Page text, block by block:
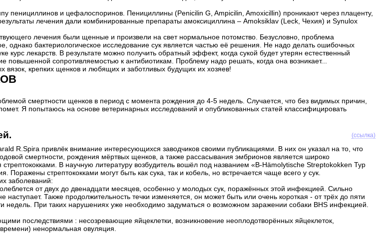
пенициллинов и цефалоспоринов. Пенициллины (Penicilin G, Ampicilin, Amoxicillin) проникают через плаценту,
лечения дали комбинированные препараты амоксициллина – Amoksiklav (Leck, Чехия) и Synulox
лечения были щенные и произвели на свет нормальное потомство. Безусловно, проблема
бактериологическое исследование сук является частью её решения. Не надо делать ошибочных
курс лекарств. В результате можно получить обратный эффект, когда сукой будет утерян естественный
сопротивляемостью к антибиотикам. Проблему надо решать, когда она возникает...
крепких щенков и любящих и заботливых будущих их хозяев!
смертности щенков в период с момента рождения до 4-5 недель. Случается, что без видимых причин,
Я попытаюсь на основе ветеринарных исследований и опубликованных статей классифицировать
(ссылка)
R.Spira привлёк внимание интересующихся заводчиков своими публикациями. В них он указал на то, что
смертности, рождения мёртвых щенков, а также рассасывания эмбрионов является широко
В научную литературу возбудитель вошёл под названием «B-Hämolytische Streptokokken Typ
стрептококками могут быть как сука, так и кобель, но встречается чаще всего у сук.
заболеваний:
от двух до двенадцати месяцев, особенно у молодых сук, поражённых этой инфекцией. Сильно
наступает. Также продолжительность течки изменяется, он может быть или очень короткая - от трёх до пяти
недель. При таких нарушениях уже необходимо задуматься о возможном заражении собаки BHS инфекцией.
последствиями : несозревающие яйцеклетки, возникновение неоплодотворённых яйцеклеток,
ненормальная овуляция.